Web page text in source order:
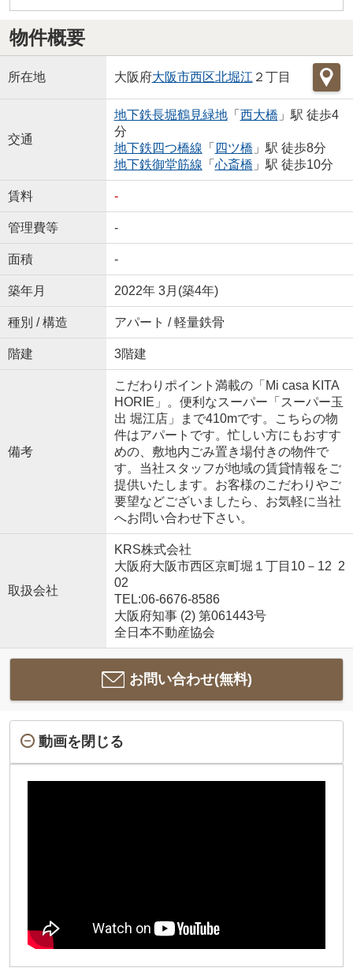
物件概要
所在地 大阪府大阪市西区北堀江 ２丁目
交通
地下鉄長堀鶴見緑地「 西大橋 」駅 徒歩4
分
地下鉄四つ橋線 「 四ツ橋 」駅 徒歩8分
地下鉄御堂筋線 「 心斎橋 」駅 徒歩10分
賃料 -
管理費等 -
面積 -
築年月 2022年 3月(築4年)
種別 / 構造 アパート / 軽量鉄骨
階建 3階建
備考
こだわりポイント満載の「Mi casa KITA
HORIE」。便利なスーパー「スーパー玉
出 堀江店」まで410mです。こちらの物
件はアパートです。忙しい方にもおすす
めの、敷地内ごみ置き場付きの物件で
す。当社スタッフが地域の賃貸情報をご
提供いたします。お客様のこだわりやご
要望などございましたら、お気軽に当社
へお問い合わせ下さい。
取扱会社
KRS株式会社
大阪府大阪市西区京町堀１丁目10－12 2
02
TEL:06-6676-8586
大阪府知事 (2) 第061443号
全日本不動産協会
お問い合わせ(無料)
動画を閉じる